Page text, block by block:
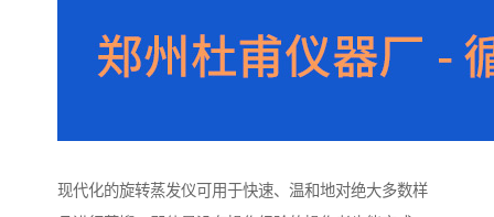
现代化的旋转蒸发仪可用于快速、温和地对绝大多数样